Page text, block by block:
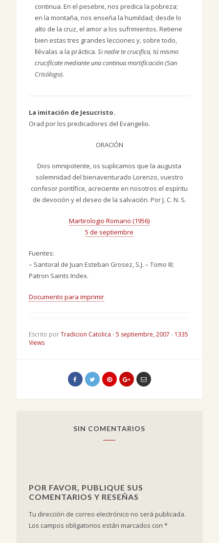
continua. En el pesebre, nos predica la pobreza;
en la montaña, nos enseña la humildad; desde lo
alto de la cruz, el amor a los sufrimientos. Retiene
bien estas tres grandes lecciones y, sobre todo,
llévalas a la práctica. Si nadie te crucifica, tú mismo
crucifícate mediante una continua mortificación (San
Crisólogo).
La imitación de Jesucristo.
Orad por los predicadores del Evangelio.
ORACIÓN
Dios omnipotente, os suplicamos que la augusta
solemnidad del bienaventurado Lorenzo, vuestro
confesor pontífice, acreciente en nosotros el espíritu
de devoción y el deseo de la salvación. Por J. C. N. S.
Martirologio Romano (1956)
5 de septiembre
Fuentes:
– Santoral de Juan Esteban Grosez, S.J. – Tomo III;
Patron Saints Index.
Documento para imprimir
Escrito porTradicion Catolica -5 septiembre, 2007 - 1335
Views
SIN COMENTARIOS
POR FAVOR, PUBLIQUE SUS
COMENTARIOS Y RESEÑAS
Tu dirección de correo electrónico no será publicada.
Los campos obligatorios están marcados con *